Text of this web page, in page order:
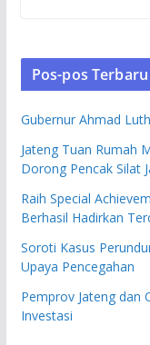
Pos-pos Terbaru
Gubernur Ahmad
Jateng Tuan Rumah
Dorong Pencak Silat
Raih Special
Berhasil Hadirkan
Soroti Kasus
Upaya Pencegahan
Pemprov Jateng dan
Investasi